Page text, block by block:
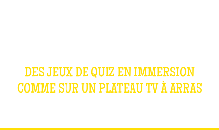
DES JEUX DE QUIZ EN IMMERSION
COMME SUR UN PLATEAU TV ÀARRAS